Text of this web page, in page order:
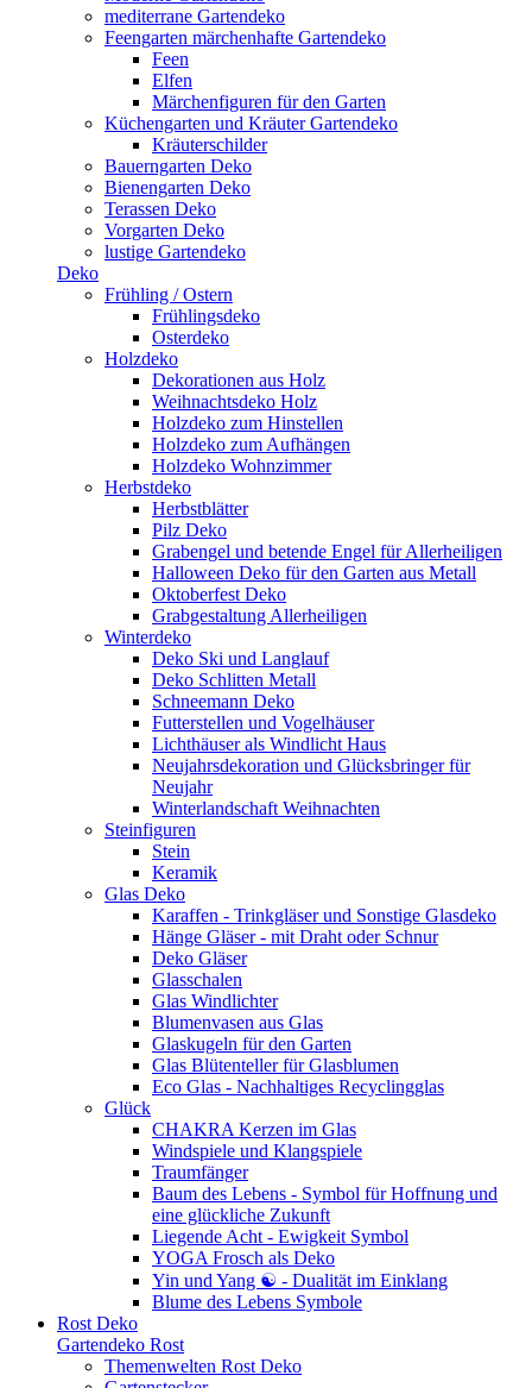
mediterrane Gartendeko
Feengarten märchenhafte Gartendeko
Feen
Elfen
Märchenfiguren für den Garten
Küchengarten und Kräuter Gartendeko
Kräuterschilder
Bauerngarten Deko
Bienengarten Deko
Terassen Deko
Vorgarten Deko
lustige Gartendeko
Deko
Frühling / Ostern
Frühlingsdeko
Osterdeko
Holzdeko
Dekorationen aus Holz
Weihnachtsdeko Holz
Holzdeko zum Hinstellen
Holzdeko zum Aufhängen
Holzdeko Wohnzimmer
Herbstdeko
Herbstblätter
Pilz Deko
Grabengel und betende Engel für Allerheiligen
Halloween Deko für den Garten aus Metall
Oktoberfest Deko
Grabgestaltung Allerheiligen
Winterdeko
Deko Ski und Langlauf
Deko Schlitten Metall
Schneemann Deko
Futterstellen und Vogelhäuser
Lichthäuser als Windlicht Haus
Neujahrsdekoration und Glücksbringer für
Neujahr
Winterlandschaft Weihnachten
Steinfiguren
Stein
Keramik
Glas Deko
Karaffen - Trinkgläser und Sonstige Glasdeko
Hänge Gläser - mit Draht oder Schnur
Deko Gläser
Glasschalen
Glas Windlichter
Blumenvasen aus Glas
Glaskugeln für den Garten
Glas Blütenteller für Glasblumen
Eco Glas - Nachhaltiges Recyclingglas
Glück
CHAKRA Kerzen im Glas
Windspiele und Klangspiele
Traumfänger
Baum des Lebens - Symbol für Hoffnung und
eine glückliche Zukunft
Liegende Acht - Ewigkeit Symbol
YOGA Frosch als Deko
Yin und Yang ☯ - Dualität im Einklang
Blume des Lebens Symbole
Rost Deko
Gartendeko Rost
Themenwelten Rost Deko